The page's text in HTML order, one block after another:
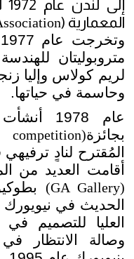
المعمارية (
متروبوليتان
لريم كولاس وإليا
وحاسمة في حياتها.
عام
بجائزة(prestigious competition)
أقامت العديد من
(GA Gallery)
وصالة الانتظار